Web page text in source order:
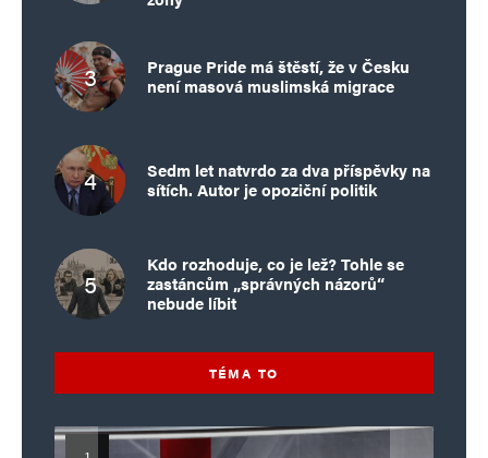
Prague Pride má štěstí, že v Česku
není masová muslimská migrace
Sedm let natvrdo za dva příspěvky na
sítích. Autor je opoziční politik
Kdo rozhoduje, co je lež? Tohle se
zastáncům „správných názorů“
nebude líbit
TÉMA TO